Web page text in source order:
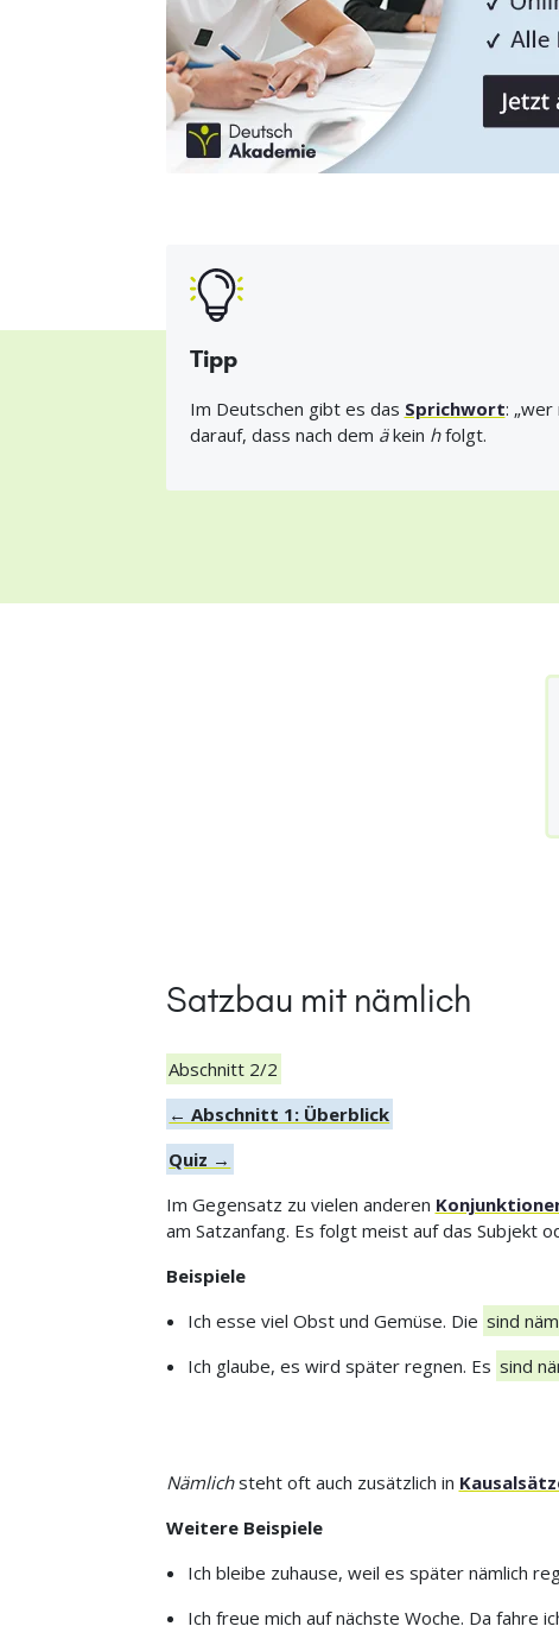
Tipp
Im Deutschen gibt es das Sprichwort: „wer
darauf, dass nach dem äkein hfolgt.
Satzbau mit nämlich
Abschnitt 2/2
← Abschnitt 1: Überblick
Quiz →
Im Gegensatz zu vielen anderen
am Satzanfang. Es folgt meist auf das Subjekt
Beispiele
Ich esse viel Obst und Gemüse. Die sind
Ich glaube, es wird später regnen. Es sind
Nämlichsteht oft auch zusätzlich in
Weitere Beispiele
Ich bleibe zuhause, weil es später nämlich
Ich freue mich auf nächste Woche. Da fahre